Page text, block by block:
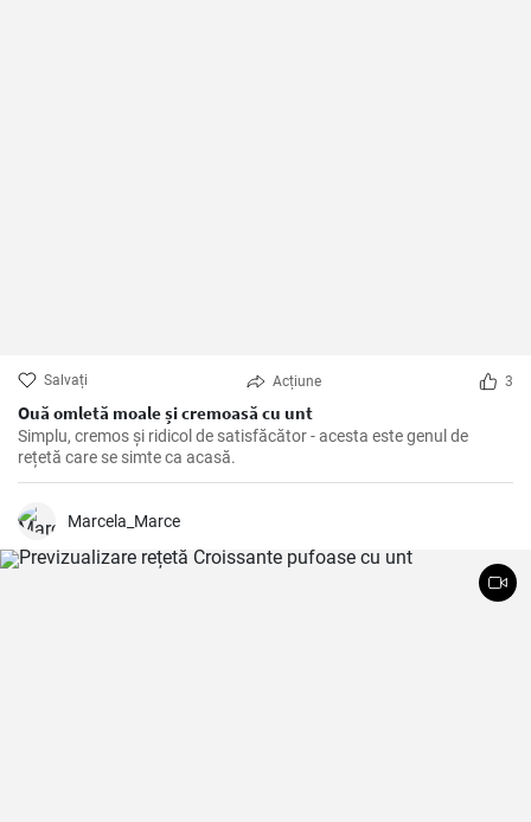
Salvați Acțiune 3
Ouă omletă moale și cremoasă cu unt
Simplu, cremos și ridicol de satisfăcător - acesta este genul de
rețetă care se simte ca acasă.
Marcela_Marce